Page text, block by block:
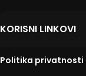
KORISNI LINKOVI
Politika privatnosti